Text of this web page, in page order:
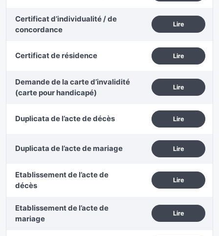
Certificat d’individualité / de
concordance
Lire
Certificat de résidence Lire
Demande de la carte d’invalidité
(carte pour handicapé)
Lire
Duplicata de l’acte de décès Lire
Duplicata de l’acte de mariage Lire
Etablissement de l’acte de
décès
Lire
Etablissement de l’acte de
mariage
Lire